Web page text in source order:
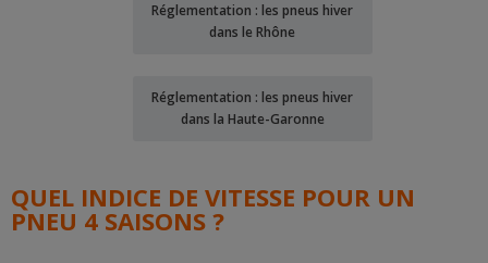
Réglementation : les pneus hiver
dans le Rhône
Réglementation : les pneus hiver
dans la Haute-Garonne
QUEL INDICE DE VITESSE POUR UN
PNEU 4 SAISONS ?